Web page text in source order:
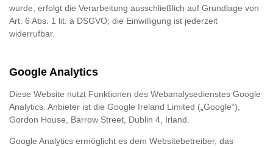
wurde, erfolgt die Verarbeitung ausschließlich auf Grundlage von
Art. 6 Abs. 1 lit. a DSGVO; die Einwilligung ist jederzeit
widerrufbar.
Google Analytics
Diese Website nutzt Funktionen des Webanalysedienstes Google
Analytics. Anbieter ist die Google Ireland Limited („Google“),
Gordon House, Barrow Street, Dublin 4, Irland.
Google Analytics ermöglicht es dem Websitebetreiber, das